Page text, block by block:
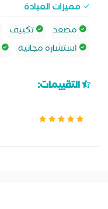
مميزات العيادة
مصعد
تكييف
استشارة مجانية
التقييمات: